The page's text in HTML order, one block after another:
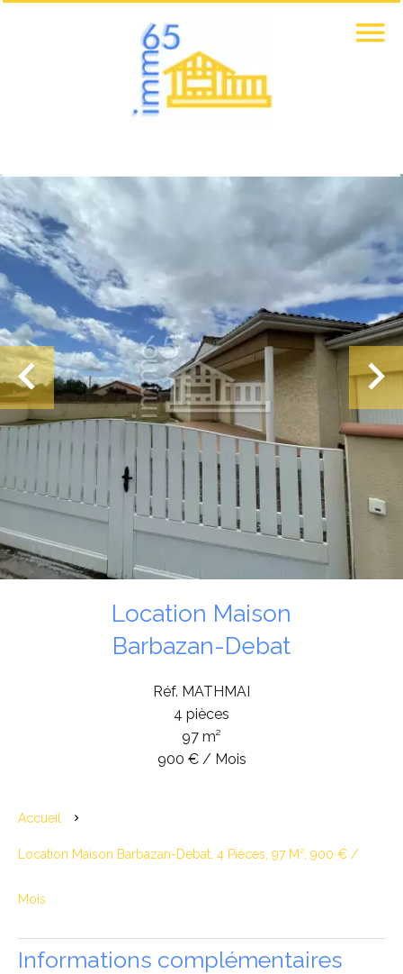
Location Maison
Barbazan-Debat
Réf. MATHMAI
4 pièces
97 m²
900 € / Mois
Accueil
Location Maison Barbazan-Debat, 4 Pièces, 97 M², 900 € /
Mois
Informations complémentaires